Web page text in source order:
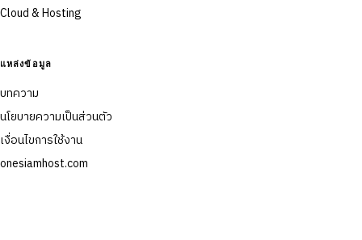
Cloud & Hosting
แหล่งข้อมูล
บทความ
นโยบายความเป็นส่วนตัว
เงื่อนไขการใช้งาน
onesiamhost.com